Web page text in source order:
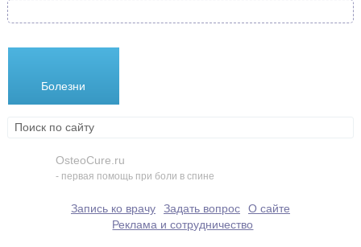
Болезни
OsteoCure.ru
- первая помощь при боли в спине
Запись ко врачу Задать вопрос
О сайте
Реклама и сотрудничество